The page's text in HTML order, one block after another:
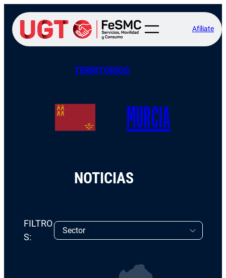
Afíliate
TERRITORIOS
MURCIA
NOTICIAS
FILTRO
S: